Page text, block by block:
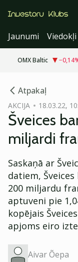
Jaunumi
Viedokļi
OMX Baltic −0,14
Atpakaļ
AKCIJA 18.03.22,
Šveices
miljardi
Saskaņā ar
datiem,
200 miljardu
aptuveni pie
kopējais
apjoms eiro
Aivar Õepa